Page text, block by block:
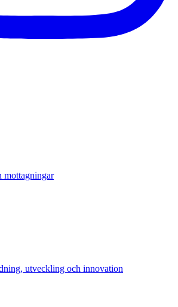
mottagningar
utveckling och innovation